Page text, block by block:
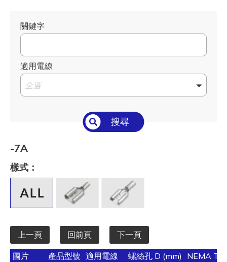
關鍵字
適用電線
全選
搜尋
-7A
樣式：
上一頁 回前頁 下一頁
圖片 產品型號 適用電線 螺絲孔 D (mm) NEMA